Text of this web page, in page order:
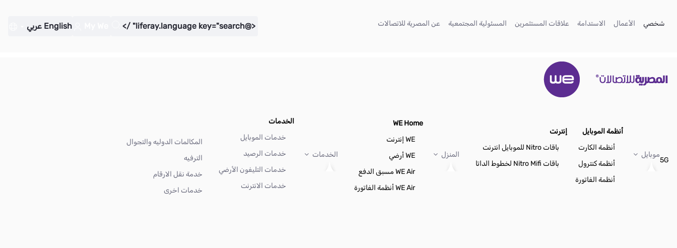
شخصي
الأعمال الاستدامة
(current) علاقات المستثمرين
(current) المسئولية المجتمعية
(current) عن المصرية للاتصالات <@liferay.language key="search" />
English عربي
5G
موبايل
أنظمة الموبايل
أنظمة الكارت
أنظمة كنترول
أنظمة الفاتورة
إنترنت
باقات Nitro للموبايل انترنت
باقات Nitro Mifi لخطوط الداتا
المنزل
WE Home
WE إنترنت
WE أرضي
WE Air مسبق الدفع
WE Air أنظمة الفاتورة
الخدمات
الخدمات
خدمات الموبايل
خدمات الرصيد
خدمات التليفون الأرضي
خدمات الانترنت
المكالمات الدوليه والتجوال
الترفيه
خدمة نقل الارقام
خدمات اخرى